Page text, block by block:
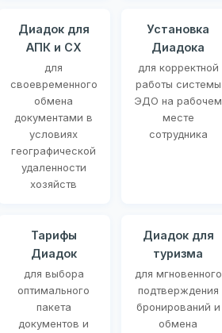
Диадок для
АПК и СХ
для
своевременного
обмена
документами в
условиях
географической
удаленности
хозяйств
Установка
Диадока
для корректной
работы системы
ЭДО на рабочем
месте
сотрудника
Тарифы
Диадок
для выбора
оптимального
пакета
документов и
Диадок для
туризма
для мгновенного
подтверждения
бронирований и
обмена